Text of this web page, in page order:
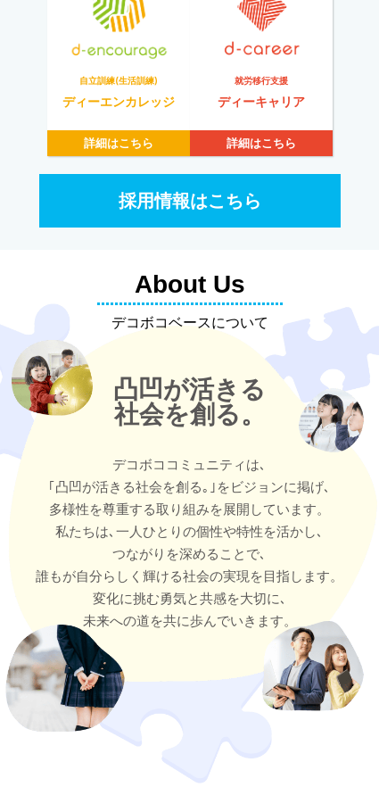
自立訓練(生活訓練)
ディーエンカレッジ
詳細はこちら
就労移行支援
ディーキャリア
詳細はこちら
採用情報はこちら
About Us
デコボコベースについて
凸凹が活きる
社会を創る。
デコボココミュニティは､
｢凸凹が活きる社会を創る｡｣をビジョンに掲げ､
多様性を尊重する取り組みを展開しています。
私たちは､一人ひとりの個性や特性を活かし､
つながりを深めることで､
誰もが自分らしく輝ける社会の実現を目指します。
変化に挑む勇気と共感を大切に､
未来への道を共に歩んでいきます。